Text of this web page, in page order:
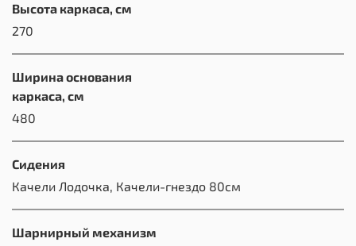
Высота каркаса, см
270
Ширина основания
каркаса, см
480
Сидения
Качели Лодочка, Качели-гнездо 80см
Шарнирный механизм